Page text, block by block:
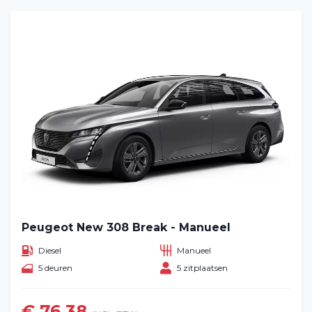
Peugeot New 308 Break - Manueel
Diesel
Manueel
5 deuren
5 zitplaatsen